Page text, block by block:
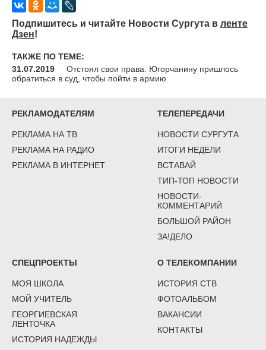
Подпишитесь и читайте Новости Сургута в ленте
Дзен!
ТАКЖЕ ПО ТЕМЕ:
31.07.2019
Отстоял свои права. Югорчанину пришлось
обратиться в суд, чтобы пойти в армию
РЕКЛАМОДАТЕЛЯМ
РЕКЛАМА НА ТВ
РЕКЛАМА НА РАДИО
РЕКЛАМА В ИНТЕРНЕТ
ТЕЛЕПЕРЕДАЧИ
НОВОСТИ СУРГУТА
ИТОГИ НЕДЕЛИ
ВСТАВАЙ
ТИП-ТОП НОВОСТИ
НОВОСТИ-
КОММЕНТАРИЙ
БОЛЬШОЙ РАЙОН
ЗА!ДЕЛО
СПЕЦПРОЕКТЫ
МОЯ ШКОЛА
МОЙ УЧИТЕЛЬ
ГЕОРГИЕВСКАЯ
ЛЕНТОЧКА
ИСТОРИЯ НАДЕЖДЫ
О ТЕЛЕКОМПАНИИ
ИСТОРИЯ СТВ
ФОТОАЛЬБОМ
ВАКАНСИИ
КОНТАКТЫ